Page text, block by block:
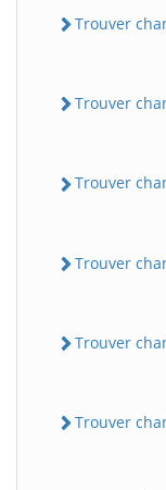
Trouver
Trouver
Trouver
Trouver
Trouver
Trouver